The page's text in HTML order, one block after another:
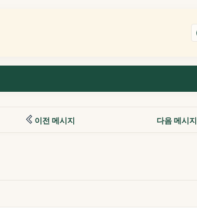
이전 메시지 다음 메시지